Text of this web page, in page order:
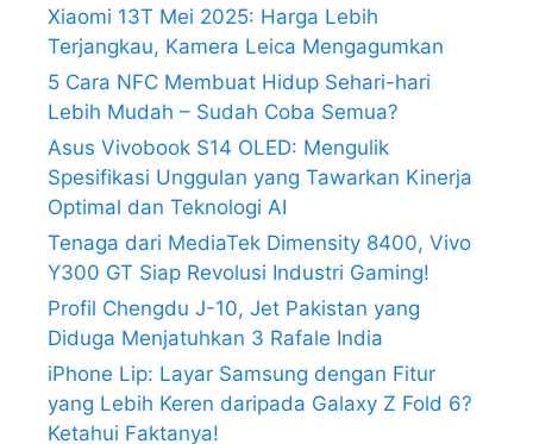
Xiaomi 13T Mei 2025: Harga Lebih
Terjangkau, Kamera Leica Mengagumkan
5 Cara NFC Membuat Hidup Sehari-hari
Lebih Mudah – Sudah Coba Semua?
Asus Vivobook S14 OLED: Mengulik
Spesifikasi Unggulan yang Tawarkan Kinerja
Optimal dan Teknologi AI
Tenaga dari MediaTek Dimensity 8400, Vivo
Y300 GT Siap Revolusi Industri Gaming!
Profil Chengdu J-10, Jet Pakistan yang
Diduga Menjatuhkan 3 Rafale India
iPhone Lip: Layar Samsung dengan Fitur
yang Lebih Keren daripada Galaxy Z Fold 6?
Ketahui Faktanya!